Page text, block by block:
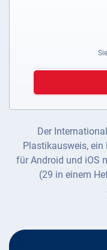
Der
Plastikausweis,
für Android und iOS
(29 in einem